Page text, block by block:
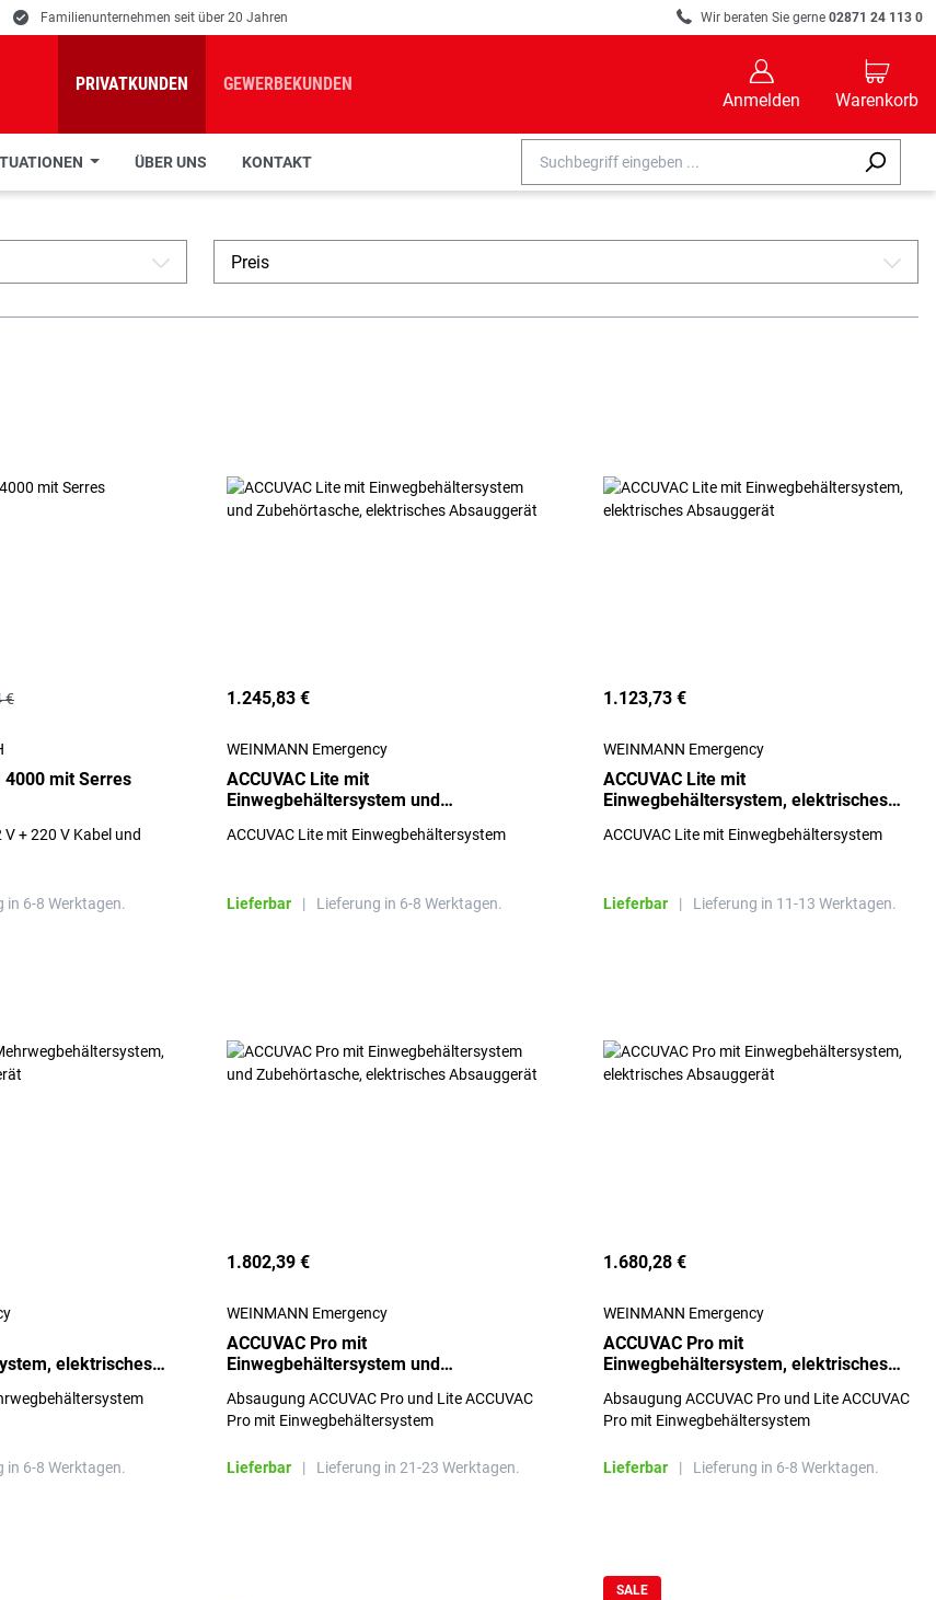
E Familienunternehmen seit über 20 Jahren R Wir beraten Sie gerne 02871 24 113 0
PRIVATKUNDEN GEWERBEKUNDEN
B
Anmelden
C
Warenkorb
ÜBER UNS KONTAKT
A Preis A
€
4000 mit Serres
+ 220 V Kabel und
in 6-8 Werktagen.
1.245,83 €
WEINMANN Emergency
ACCUVAC Lite mit
Einwegbehältersystem und
Absauggerät
ACCUVAC Lite mit Einwegbehältersystem
Lieferbar | Lieferung in 6-8 Werktagen.
1.123,73 €
WEINMANN Emergency
ACCUVAC Lite mit
Einwegbehältersystem, elektrisches
ACCUVAC Lite mit Einwegbehältersystem
Lieferbar | Lieferung in 11-13 Werktagen.
elektrisches
in 6-8 Werktagen.
1.802,39 €
WEINMANN Emergency
ACCUVAC Pro mit
Einwegbehältersystem und
Absauggerät
Absaugung ACCUVAC Pro und Lite ACCUVAC
Pro mit Einwegbehältersystem
Lieferbar | Lieferung in 21-23 Werktagen.
1.680,28 €
WEINMANN Emergency
ACCUVAC Pro mit
Einwegbehältersystem, elektrisches
Absaugung ACCUVAC Pro und Lite ACCUVAC
Pro mit Einwegbehältersystem
Lieferbar | Lieferung in 6-8 Werktagen.
SALE